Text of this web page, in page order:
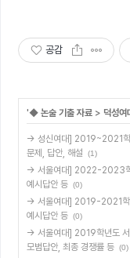
공감
'◆ 논술 기출 자료 > 덕성여
→ 성신여대] 2019~2021학
문제, 답안, 해설
(1)
→ 서울여대] 2022-2023학
예시답안 등 (0)
→ 서울여대] 2019-2021학
예시답안 등 (0)
→ 서울여대] 2019학년도 서
모범답안, 최종 경쟁률 등 (0)